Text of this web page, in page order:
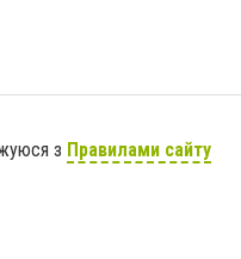
з Правилами сайту